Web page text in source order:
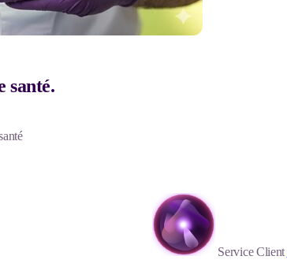
santé.
Service Client